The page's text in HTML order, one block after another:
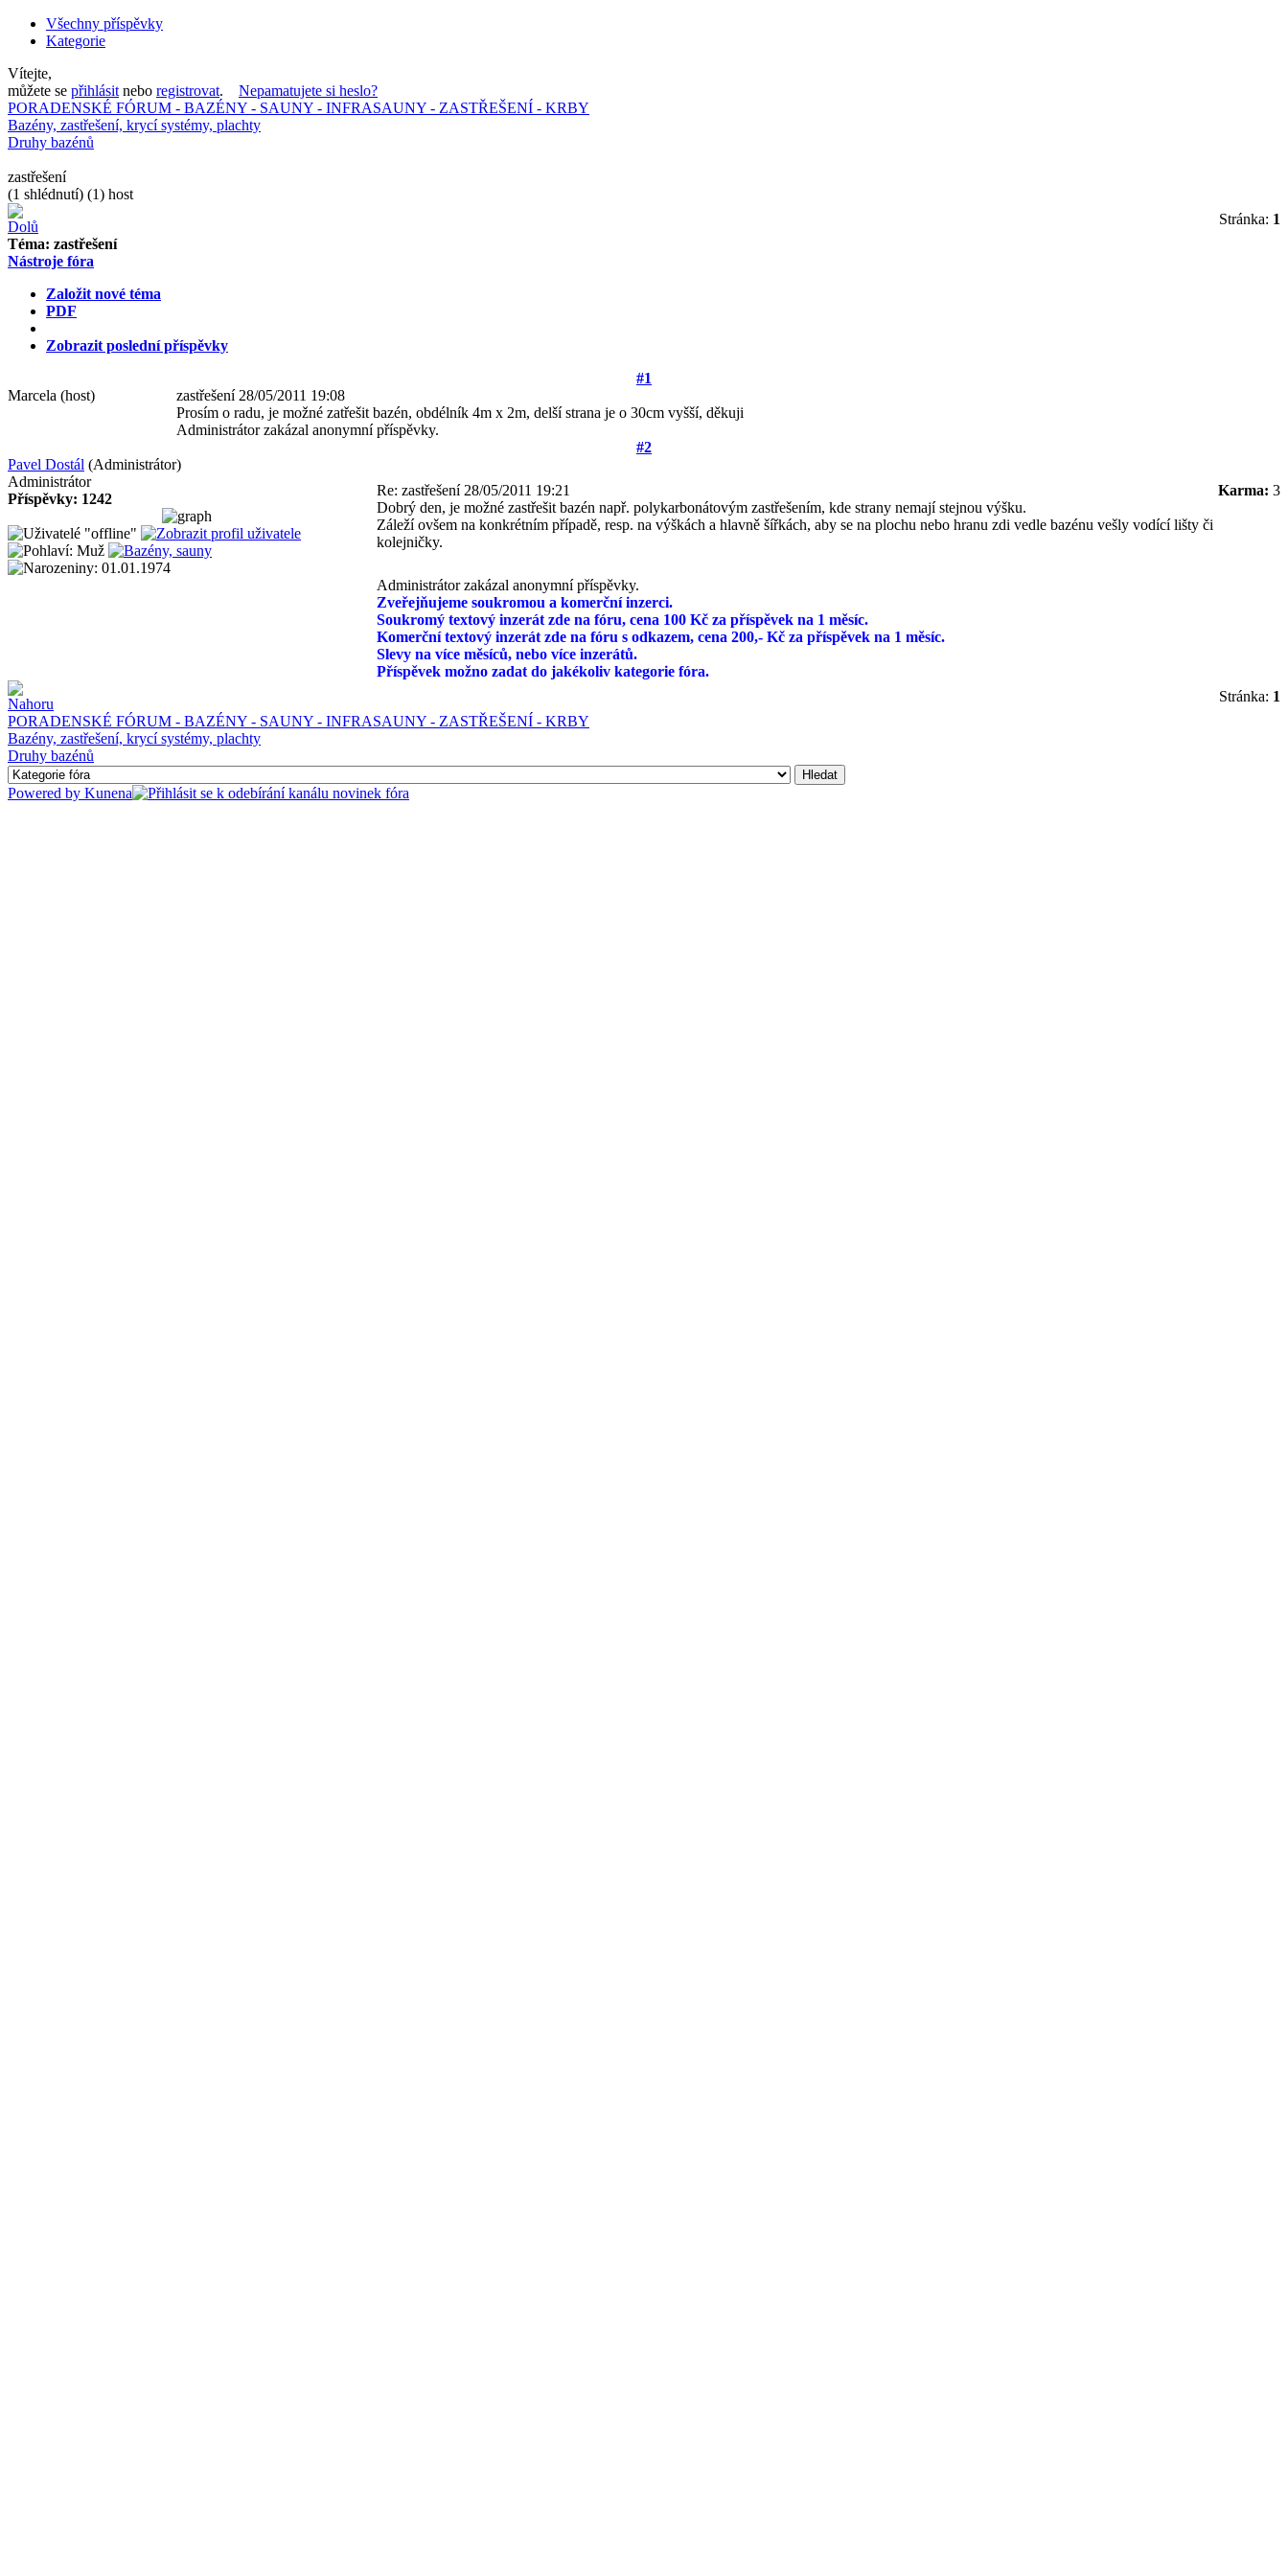
Všechny příspěvky
Kategorie
Vítejte,
můžete se přihlásit nebo registrovat. Nepamatujete si heslo?
PORADENSKÉ FÓRUM - BAZÉNY - SAUNY - INFRASAUNY - ZASTŘEŠENÍ - KRBY
Bazény, zastřešení, krycí systémy, plachty
Druhy bazénů
zastřešení
(1 shlédnutí) (1) host
Stránka: 1
Téma: zastřešení
Nástroje fóra
Založit nové téma
PDF
Zobrazit poslední příspěvky
#1
Marcela (host) zastřešení 28/05/2011 19:08
Prosím o radu, je možné zatřešit bazén, obdélník 4m x 2m, delší strana je o 30cm vyšší, děkuji
Administrátor zakázal anonymní příspěvky.
#2
Pavel Dostál (Administrátor)
Administrátor
Příspěvky: 1242
Re: zastřešení 28/05/2011 19:21 Karma: 3
Dobrý den, je možné zastřešit bazén např. polykarbonátovým zastřešením, kde strany nemají stejnou výšku.
Záleží ovšem na konkrétním případě, resp. na výškách a hlavně šířkách, aby se na plochu nebo hranu zdi vedle bazénu vešly vodící lišty či
kolejničky.
Administrátor zakázal anonymní příspěvky.
Zveřejňujeme soukromou a komerční inzerci.
Soukromý textový inzerát zde na fóru, cena 100 Kč za příspěvek na 1 měsíc.
Komerční textový inzerát zde na fóru s odkazem, cena 200,- Kč za příspěvek na 1 měsíc.
Slevy na více měsíců, nebo více inzerátů.
Příspěvek možno zadat do jakékoliv kategorie fóra.
Stránka: 1
PORADENSKÉ FÓRUM - BAZÉNY - SAUNY - INFRASAUNY - ZASTŘEŠENÍ - KRBY
Bazény, zastřešení, krycí systémy, plachty
Druhy bazénů
Powered by Kunena